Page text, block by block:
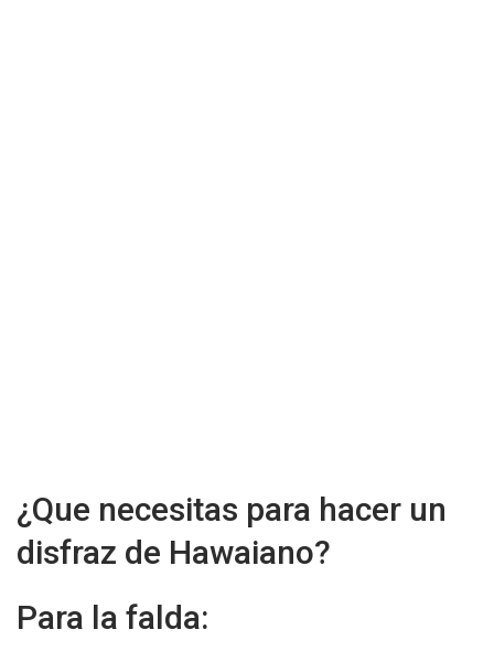
¿Que necesitas para hacer un
disfraz de Hawaiano?
Para la falda: